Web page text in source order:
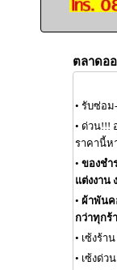
ตลาดอ
• รับซ่อม
• ด่วน!!!
ราคานี้ห
• ของชำ
แต่งงาน
• ผ้าพันค
กว่าทุกร้
• เซ้งร้า
• เซ้งด่ว